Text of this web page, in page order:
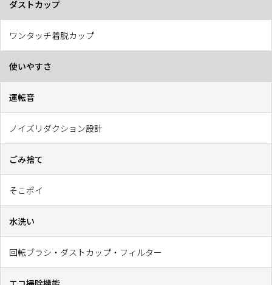
ダストカップ
ワンタッチ着脱カップ
使いやすさ
運転音
ノイズリダクション設計
ごみ捨て
そこポイ
水洗い
回転ブラシ・ダストカップ・フィルター